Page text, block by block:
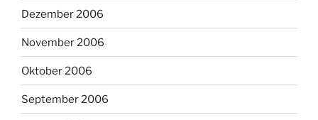
Dezember 2006
November 2006
Oktober 2006
September 2006